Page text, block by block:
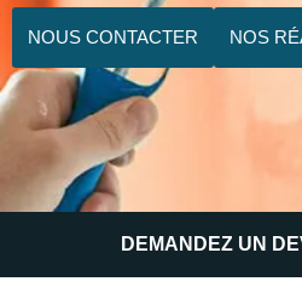
NOUS CONTACTER NOS
DEMANDEZ UN